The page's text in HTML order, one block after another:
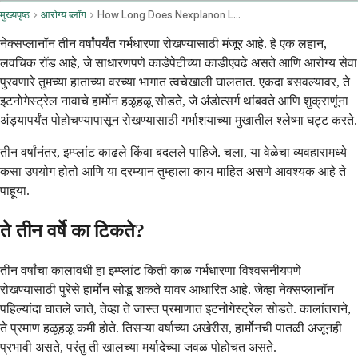
मुख्यपृष्ठ आरोग्य ब्लॉग How Long Does Nexplanon Last
नेक्सप्लानॉन तीन वर्षांपर्यंत गर्भधारणा रोखण्यासाठी मंजूर आहे. हे एक लहान,
लवचिक रॉड आहे, जे साधारणपणे काडेपेटीच्या काडीएवढे असते आणि आरोग्य सेवा
पुरवणारे तुमच्या हाताच्या वरच्या भागात त्वचेखाली घालतात. एकदा बसवल्यावर, ते
इटनोगेस्ट्रेल नावाचे हार्मोन हळूहळू सोडते, जे अंडोत्सर्ग थांबवते आणि शुक्राणूंना
अंड्यापर्यंत पोहोचण्यापासून रोखण्यासाठी गर्भाशयाच्या मुखातील श्लेष्मा घट्ट करते.
तीन वर्षांनंतर, इम्प्लांट काढले किंवा बदलले पाहिजे. चला, या वेळेचा व्यवहारामध्ये
कसा उपयोग होतो आणि या दरम्यान तुम्हाला काय माहित असणे आवश्यक आहे ते
पाहूया.
ते तीन वर्षे का टिकते?
तीन वर्षांचा कालावधी हा इम्प्लांट किती काळ गर्भधारणा विश्वसनीयपणे
रोखण्यासाठी पुरेसे हार्मोन सोडू शकते यावर आधारित आहे. जेव्हा नेक्सप्लानॉन
पहिल्यांदा घातले जाते, तेव्हा ते जास्त प्रमाणात इटनोगेस्ट्रेल सोडते. कालांतराने,
ते प्रमाण हळूहळू कमी होते. तिसऱ्या वर्षाच्या अखेरीस, हार्मोनची पातळी अजूनही
प्रभावी असते, परंतु ती खालच्या मर्यादेच्या जवळ पोहोचत असते.